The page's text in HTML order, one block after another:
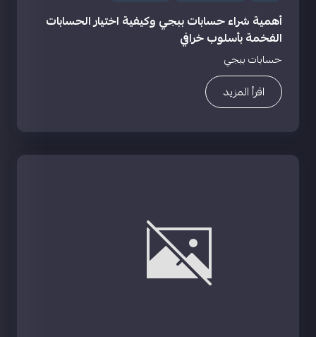
أهمية شراء حسابات ببجي وكيفية اختيار الحسابات
الفخمة بأسلوب خرافي
حسابات ببجي
اقرأ المزيد